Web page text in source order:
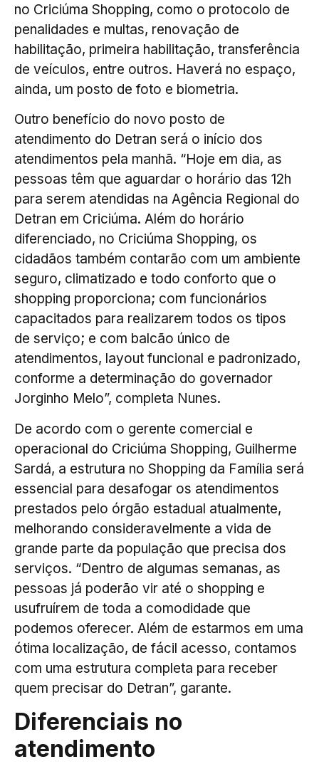
no Criciúma Shopping, como o protocolo de
penalidades e multas, renovação de
habilitação, primeira habilitação, transferência
de veículos, entre outros. Haverá no espaço,
ainda, um posto de foto e biometria.
Outro benefício do novo posto de
atendimento do Detran será o início dos
atendimentos pela manhã. “Hoje em dia, as
pessoas têm que aguardar o horário das 12h
para serem atendidas na Agência Regional do
Detran em Criciúma. Além do horário
diferenciado, no Criciúma Shopping, os
cidadãos também contarão com um ambiente
seguro, climatizado e todo conforto que o
shopping proporciona; com funcionários
capacitados para realizarem todos os tipos
de serviço; e com balcão único de
atendimentos, layout funcional e padronizado,
conforme a determinação do governador
Jorginho Melo”, completa Nunes.
De acordo com o gerente comercial e
operacional do Criciúma Shopping, Guilherme
Sardá, a estrutura no Shopping da Família será
essencial para desafogar os atendimentos
prestados pelo órgão estadual atualmente,
melhorando consideravelmente a vida de
grande parte da população que precisa dos
serviços. “Dentro de algumas semanas, as
pessoas já poderão vir até o shopping e
usufruírem de toda a comodidade que
podemos oferecer. Além de estarmos em uma
ótima localização, de fácil acesso, contamos
com uma estrutura completa para receber
quem precisar do Detran”, garante.
Diferenciais no
atendimento